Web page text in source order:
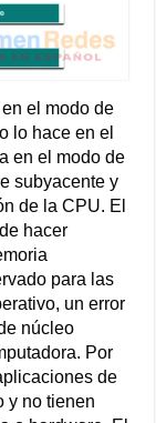
el modo de
lo hace en el
en el modo de
subyacente y
de la CPU. El
hacer
para las
un error
núcleo
Por
de
y no tienen